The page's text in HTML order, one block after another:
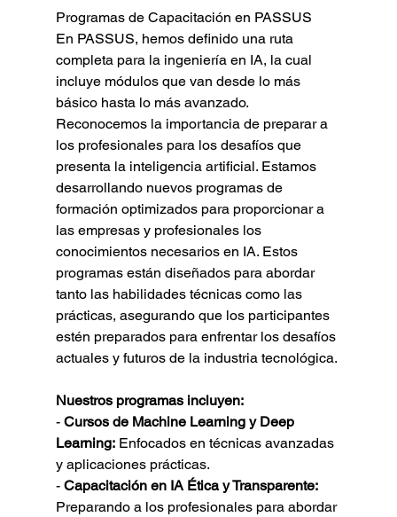
Programas de Capacitación en PASSUS
En PASSUS, hemos definido una ruta
completa para la ingeniería en IA, la cual
incluye módulos que van desde lo más
básico hasta lo más avanzado.
Reconocemos la importancia de preparar a
los profesionales para los desafíos que
presenta la inteligencia artificial. Estamos
desarrollando nuevos programas de
formación optimizados para proporcionar a
las empresas y profesionales los
conocimientos necesarios en IA. Estos
programas están diseñados para abordar
tanto las habilidades técnicas como las
prácticas, asegurando que los participantes
estén preparados para enfrentar los desafíos
actuales y futuros de la industria tecnológica.
Nuestros programas incluyen:
- Cursos de Machine Learning y Deep
Learning: Enfocados en técnicas avanzadas
y aplicaciones prácticas.
- Capacitación en IA Ética y Transparente:
Preparando a los profesionales para abordar